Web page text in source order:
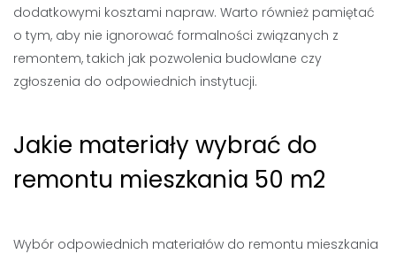
dodatkowymi kosztami napraw. Warto również pamiętać
o tym, aby nie ignorować formalności związanych z
remontem, takich jak pozwolenia budowlane czy
zgłoszenia do odpowiednich instytucji.
Jakie materiały wybrać do
remontu mieszkania 50 m2
Wybór odpowiednich materiałów do remontu mieszkania